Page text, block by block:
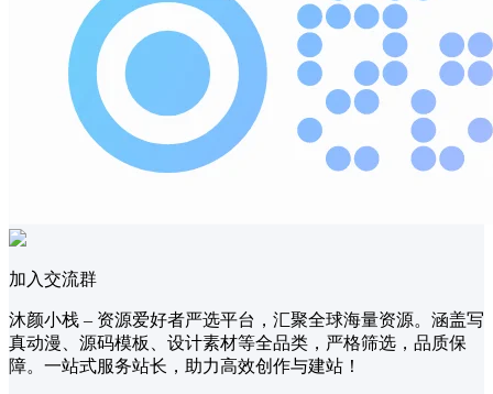
加入交流群
沐颜小栈 – 资源爱好者严选平台，汇聚全球海量资源。涵盖写
真动漫、源码模板、设计素材等全品类，严格筛选，品质保
障。一站式服务站长，助力高效创作与建站！